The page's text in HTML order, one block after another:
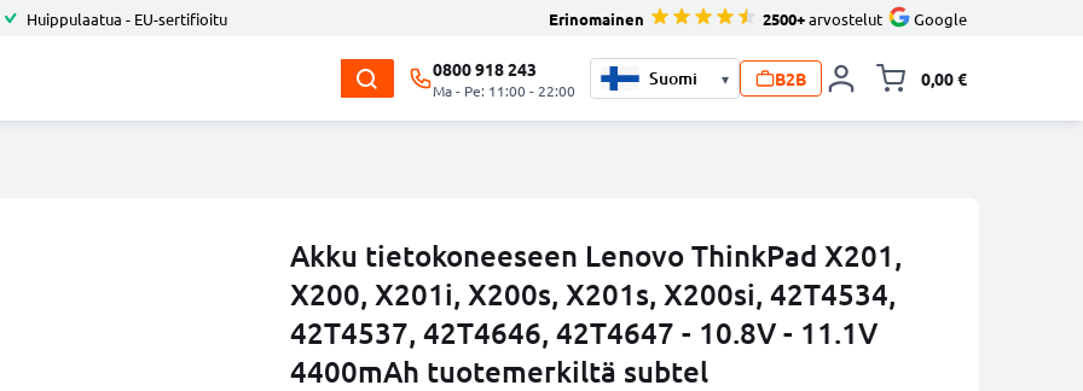
Huippulaatua - EU-sertifioitu Erinomainen 2500+arvostelut Google
0800 918 243
Ma - Pe: 11:00 - 22:00
▾ B2B 0,00 €
Akku tietokoneeseen Lenovo ThinkPad X201,
X200, X201i, X200s, X201s, X200si, 42T4534,
42T4537, 42T4646, 42T4647 - 10.8V - 11.1V
4400mAh tuotemerkiltä subtel